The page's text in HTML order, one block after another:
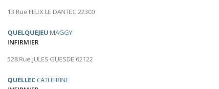
13 Rue FELIX LE DANTEC 22300
QUELQUEJEU MAGGY
INFIRMIER
528 Rue JULES GUESDE 62122
QUELLEC CATHERINE